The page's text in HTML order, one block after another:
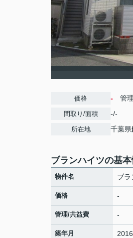
価格 - 管
間取り/面積 -/-
所在地 千葉県
ブランハイツの基
物件名 ブラ
価格 -
管理/共益費 -
築年月